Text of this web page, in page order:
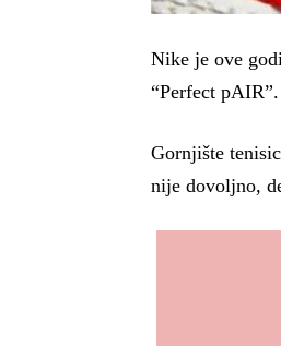
Nike je ove
“Perfect
Gornjište
nije dovoljno,